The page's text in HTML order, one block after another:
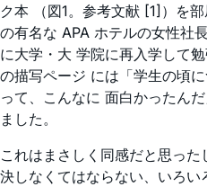
ク本 （図1。参考文献 [1]）を
の有名な APA ホテルの女性社
に大学・大 学院に再入学して
の描写ページ には「学生の頃
って、こんなに 面白かったん
ました。
これはまさしく同感だと思っ
決しなくてはならない、いろ